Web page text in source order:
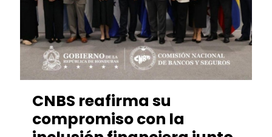
CNBS reafirma su
compromiso con la